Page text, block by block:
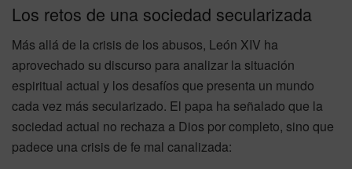
Los retos de una sociedad secularizada
Más allá de la crisis de los abusos, León XIV ha
aprovechado su discurso para analizar la situación
espiritual actual y los desafíos que presenta un mundo
cada vez más secularizado. El papa ha señalado que la
sociedad actual no rechaza a Dios por completo, sino que
padece una crisis de fe mal canalizada: